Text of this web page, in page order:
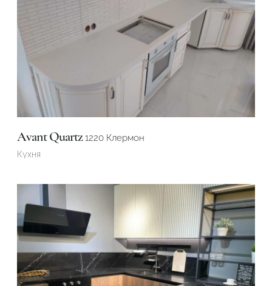
Avant Quartz1220 Клермон
Кухня